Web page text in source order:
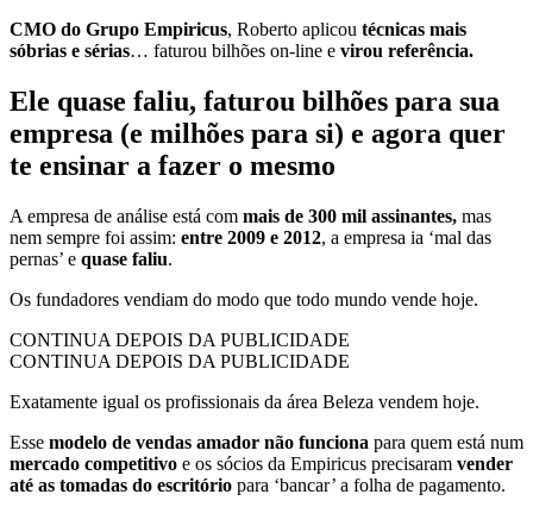
CMO do Grupo Empiricus, Roberto aplicou técnicas mais
sóbrias e sérias… faturou bilhões on-line e virou referência.
Ele quase faliu, faturou bilhões para sua
empresa (e milhões para si) e agora quer
te ensinar a fazer o mesmo
A empresa de análise está com mais de 300 mil assinantes, mas
nem sempre foi assim: entre 2009 e 2012, a empresa ia ‘mal das
pernas’ e quase faliu.
Os fundadores vendiam do modo que todo mundo vende hoje.
CONTINUA DEPOIS DA PUBLICIDADE
CONTINUA DEPOIS DA PUBLICIDADE
Exatamente igual os profissionais da área Beleza vendem hoje.
Esse modelo de vendas amador não funciona para quem está num
mercado competitivo e os sócios da Empiricus precisaram vender
até as tomadas do escritório para ‘bancar’ a folha de pagamento.